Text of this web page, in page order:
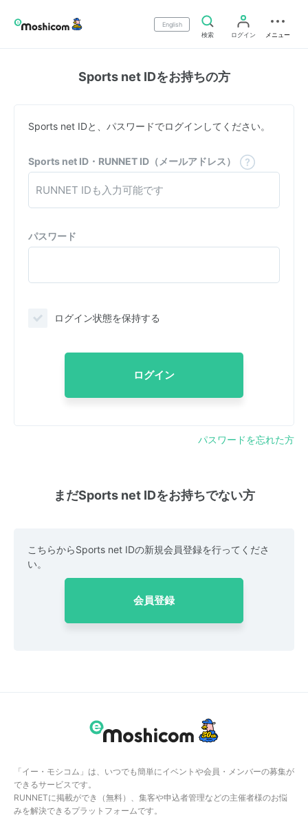
English
検索
ログイン メニュー
Sports net IDをお持ちの方
Sports net IDと、パスワードでログインしてください。
Sports net ID・RUNNET ID（メールアドレス）
パスワード
ログイン状態を保持する
ログイン
パスワードを忘れた方
まだSports net IDをお持ちでない方
こちらからSports net IDの新規会員登録を行ってくださ
い。
会員登録
「イー・モシコム」は、いつでも簡単にイベントや会員・メンバーの募集が
できるサービスです。
RUNNETに掲載ができ（無料）、集客や申込者管理などの主催者様のお悩
みを解決できるプラットフォームです。